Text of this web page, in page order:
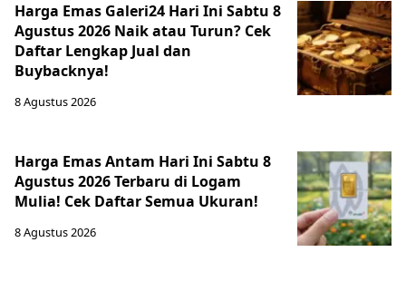
Harga Emas Galeri24 Hari Ini Sabtu 8
Agustus 2026 Naik atau Turun? Cek
Daftar Lengkap Jual dan
Buybacknya!
8 Agustus 2026
Harga Emas Antam Hari Ini Sabtu 8
Agustus 2026 Terbaru di Logam
Mulia! Cek Daftar Semua Ukuran!
8 Agustus 2026